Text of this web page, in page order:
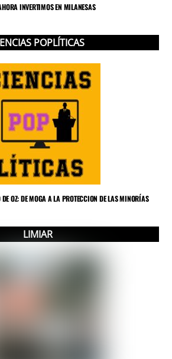
INVERTIMOS EN MILANESAS
POPLÍTICAS
OZ: DE MOGA A LA PROTECCION DE LAS MINORÍAS
LIMIAR